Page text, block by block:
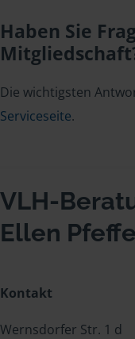
Haben Sie
Die wichtigsten
Serviceseite.
VLH-
Ellen
Kontakt
Wernsdorfer Str. 1 d